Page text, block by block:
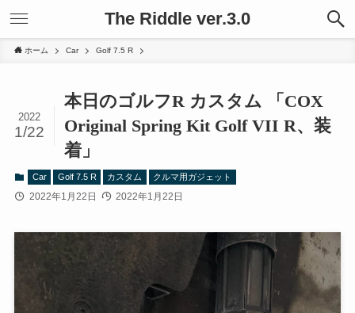
The Riddle ver.3.0
ホーム Car Golf 7.5 R
本日のゴルフR カスタム 「COX
Original Spring Kit Golf VII R、装
着」
2022
1/22
Car Golf 7.5 R カスタム クルマ用ガジェット
2022年1月22日 2022年1月22日